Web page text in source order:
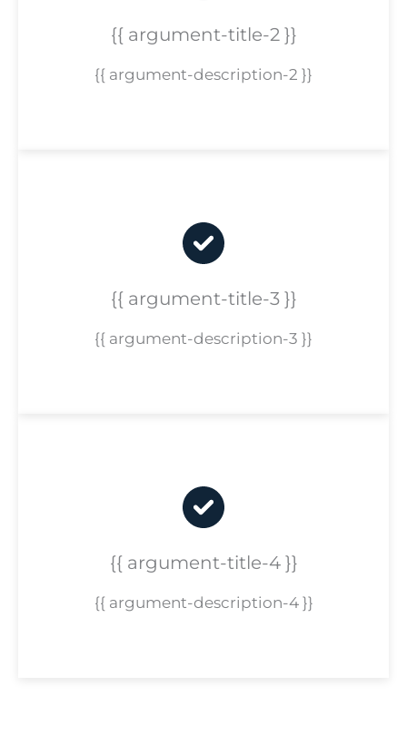
{{ argument-title-2 }}
{{ argument-description-2 }}
{{ argument-title-3 }}
{{ argument-description-3 }}
{{ argument-title-4 }}
{{ argument-description-4 }}